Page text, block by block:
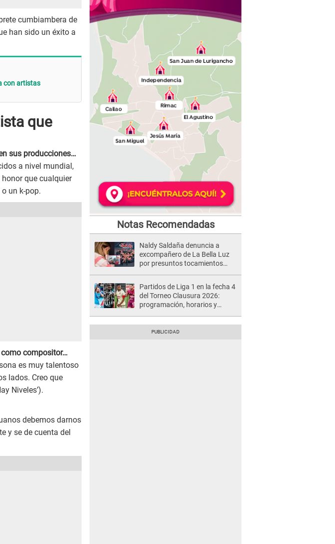
cumbiambera de
han sido un éxito a
con artistas
que
sus producciones…
a nivel mundial,
que cualquier
un k-pop.
compositor…
es muy talentoso
lados. Creo que
Niveles’).
debemos darnos
y se de cuenta del
Notas Recomendadas
Naldy Saldaña denuncia a
excompañero de La Bella Luz
por presuntos tocamientos
Partidos de Liga 1 en la fecha 4
del Torneo Clausura 2026:
programación, horarios y